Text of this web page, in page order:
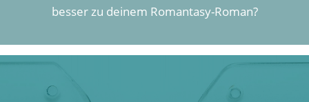
besser zu deinem Romantasy-Roman?